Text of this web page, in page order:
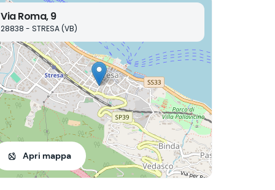
Via Roma, 9
28838 - STRESA (VB)
Apri mappa